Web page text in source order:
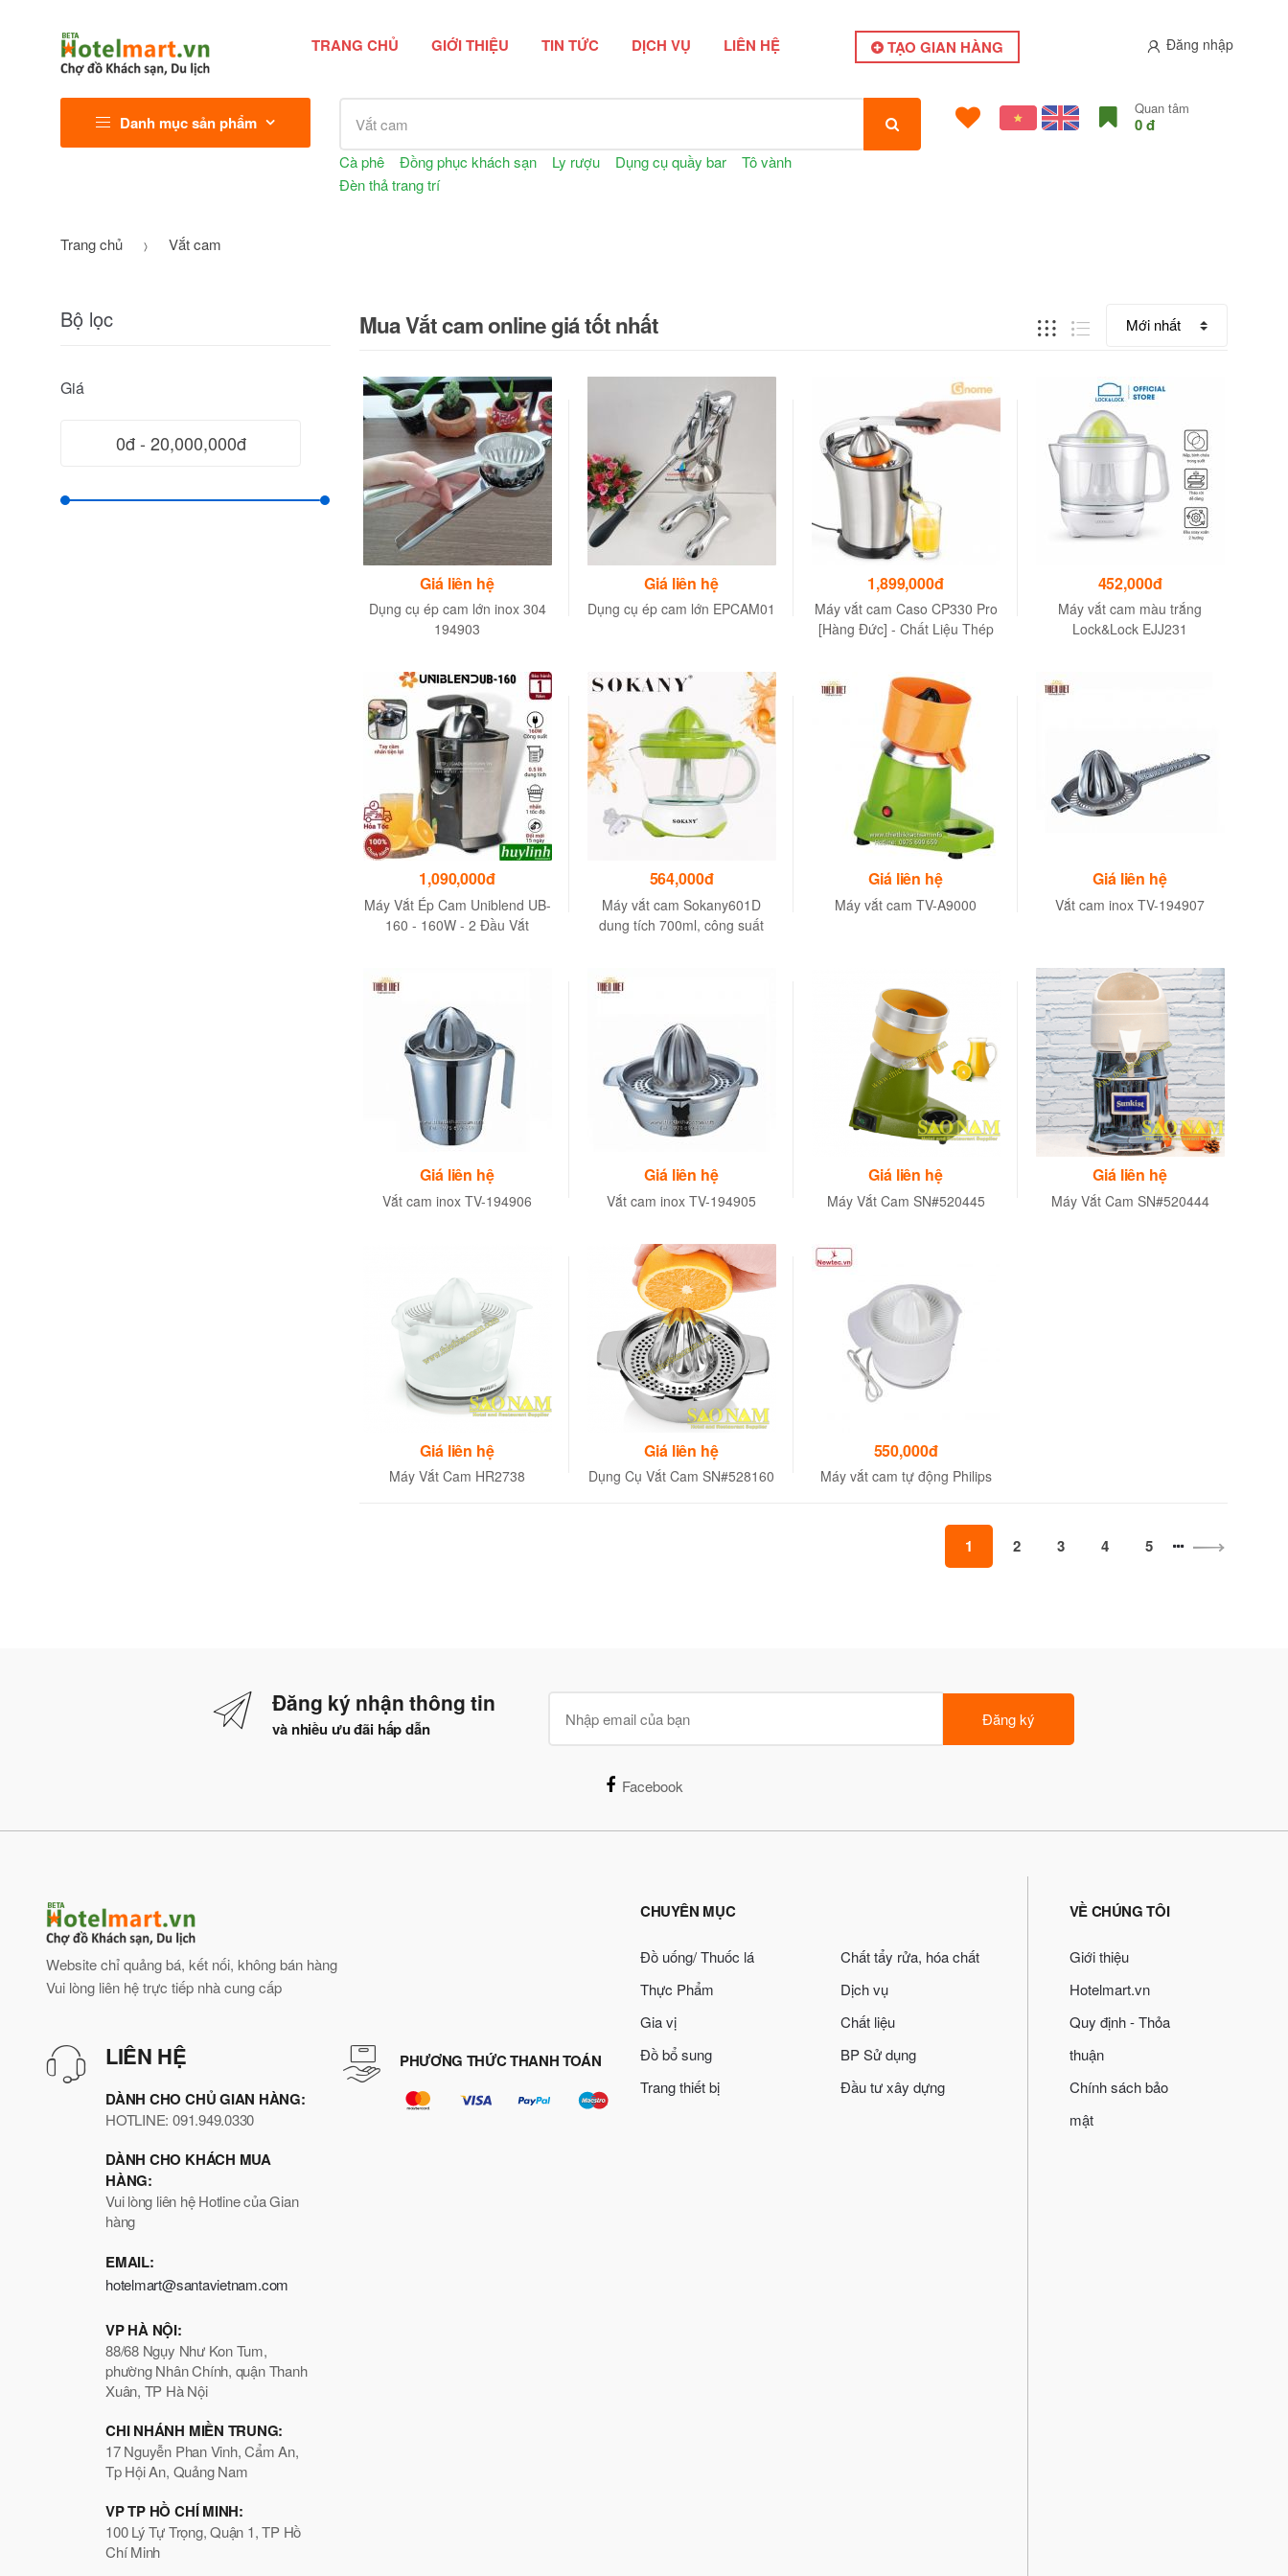
TRANG CHỦ GIỚI THIỆU TIN TỨC DỊCH VỤ LIÊN HỆ TẠO GIAN HÀNG Đăng nhập
Danh mục sản phẩm
Cà phê Đồng phục khách sạn Ly rượu Dụng cụ quầy bar
Tô vành
Đèn thả trang trí
Quan tâm
0 đ
Trang chủ Vắt cam
Bộ lọc
Giá
Mua Vắt cam online giá tốt nhất
Giá liên hệ
Dụng cụ ép cam lớn inox 304
194903
Giá liên hệ
Dụng cụ ép cam lớn EPCAM01
1,899,000đ
Máy vắt cam Caso CP330 Pro
[Hàng Đức] - Chất Liệu Thép
452,000đ
Máy vắt cam màu trắng
Lock&Lock EJJ231
1,090,000đ
Máy Vắt Ép Cam Uniblend UB-
160 - 160W - 2 Đầu Vắt
564,000đ
Máy vắt cam Sokany601D
dung tích 700ml, công suất
Giá liên hệ
Máy vắt cam TV-A9000
Giá liên hệ
Vắt cam inox TV-194907
Giá liên hệ
Vắt cam inox TV-194906
Giá liên hệ
Vắt cam inox TV-194905
Giá liên hệ
Máy Vắt Cam SN#520445
Giá liên hệ
Máy Vắt Cam SN#520444
Giá liên hệ
Máy Vắt Cam HR2738
Giá liên hệ
Dụng Cụ Vắt Cam SN#528160
550,000đ
Máy vắt cam tự động Philips
1 2 3 4 5
Đăng ký nhận thông tin
và nhiều ưu đãi hấp dẫn Đăng ký
Facebook
Website chỉ quảng bá, kết nối, không bán hàng
Vui lòng liên hệ trực tiếp nhà cung cấp
LIÊN HỆ
DÀNH CHO CHỦ GIAN HÀNG:
HOTLINE: 091.949.0330
DÀNH CHO KHÁCH MUA
HÀNG:
Vui lòng liên hệ Hotline của Gian
hàng
EMAIL:
hotelmart@santavietnam.com
VP HÀ NỘI:
88/68 Ngụy Như Kon Tum,
phường Nhân Chính, quận Thanh
Xuân, TP Hà Nội
CHI NHÁNH MIỀN TRUNG:
17 Nguyễn Phan Vinh, Cẩm An,
Tp Hội An, Quảng Nam
VP TP HỒ CHÍ MINH:
100 Lý Tự Trọng, Quận 1, TP Hồ
Chí Minh
PHƯƠNG THỨC THANH TOÁN
CHUYÊN MỤC
Đồ uống/ Thuốc lá
Thực Phẩm
Gia vị
Đồ bổ sung
Trang thiết bị
Chất tẩy rửa, hóa chất
Dịch vụ
Chất liệu
BP Sử dụng
Đầu tư xây dựng
VỀ CHÚNG TÔI
Giới thiệu
Hotelmart.vn
Quy định - Thỏa
thuận
Chính sách bảo
mật